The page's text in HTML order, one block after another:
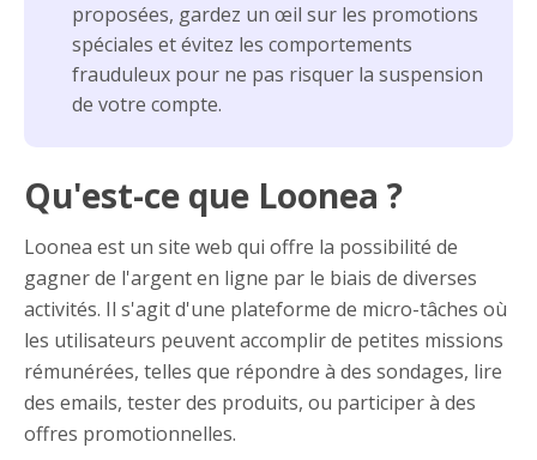
proposées, gardez un œil sur les promotions
spéciales et évitez les comportements
frauduleux pour ne pas risquer la suspension
de votre compte.
Qu'est-ce que Loonea ?
Loonea est un site web qui offre la possibilité de
gagner de l'argent en ligne par le biais de diverses
activités. Il s'agit d'une plateforme de micro-tâches où
les utilisateurs peuvent accomplir de petites missions
rémunérées, telles que répondre à des sondages, lire
des emails, tester des produits, ou participer à des
offres promotionnelles.